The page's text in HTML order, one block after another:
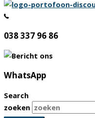
038 337 96 86
WhatsApp
Search
zoeken